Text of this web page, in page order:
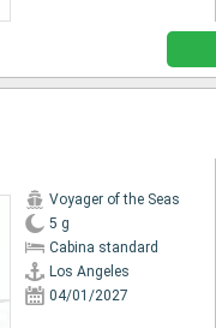
Voyager of the Seas
5 g
Cabina standard
Los Angeles
04/01/2027